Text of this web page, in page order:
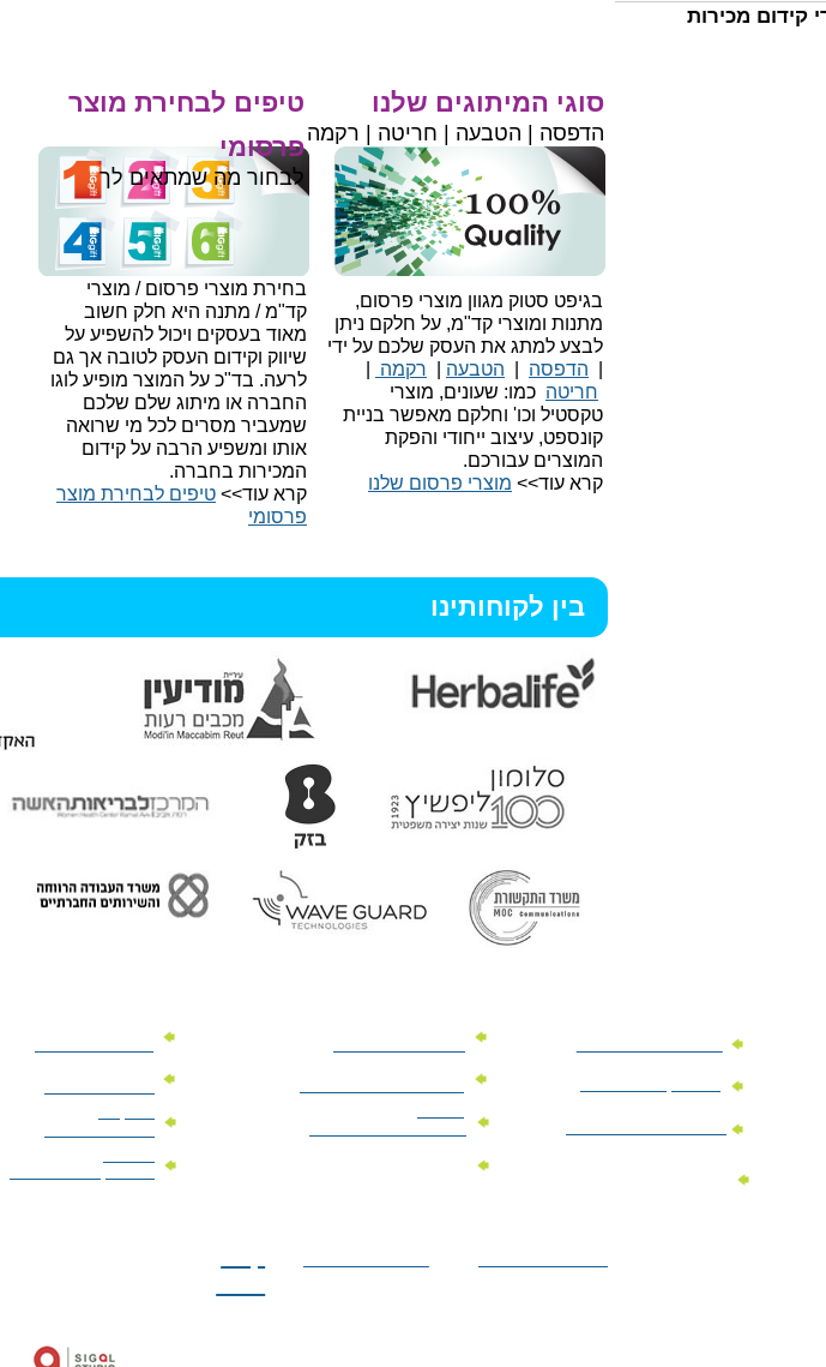
קידום מכירות
בגיפט סטוק מגוון מוצרי פרסום,
מתנות ומוצרי קד"מ, על חלקם ניתן
לבצע למתג את העסק שלכם על ידי
הדפסה הטבעה רקמה
חריטה כמו: שעונים, מוצרי
טקסטיל וכו' וחלקם מאפשר בניית
קונספט, עיצוב ייחודי והפקת
המוצרים עבורכם.
קרא עוד>> מוצרי פרסום שלנו
בחירת מוצרי פרסום / מוצרי
קד"מ / מתנה היא חלק חשוב
מאוד בעסקים ויכול להשפיע על
שיווק וקידום העסק לטובה אך גם
לרעה. בד"כ על המוצר מופיע לוגו
החברה או מיתוג שלם שלכם
שמעביר מסרים לכל מי שרואה
אותו ומשפיע הרבה על קידום
המכירות בחברה.
קרא עוד>> טיפים לבחירת מוצר
פרסומי
טיפים לבחירת מוצר
פרסומי
לבחור מה שמתאים לך
סוגי המיתוגים שלנו
הדפסה | הטבעה | חריטה | רקמה
בין לקוחותינו